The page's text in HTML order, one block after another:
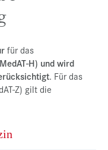
für das
H) und wird
. Für das
Z) gilt die